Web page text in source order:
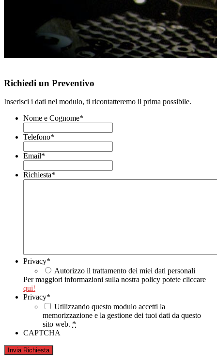
Richiedi un Preventivo
Inserisci i dati nel modulo, ti ricontatteremo il prima possibile.
Nome e Cognome*
Telefono*
Email*
Richiesta*
Privacy*
Autorizzo il trattamento dei miei dati personali
Per maggiori informazioni sulla nostra policy potete cliccare
qui!
Privacy*
Utilizzando questo modulo accetti la
memorizzazione e la gestione dei tuoi dati da questo
sito web. *
CAPTCHA